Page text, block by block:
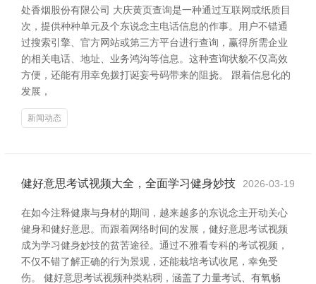
处香烟股份有限公司 大庆黄页查询是一种通过互联网或纸质目
次，提供种种单元及个东说念主电话信息的作事。用户不错通
过搜索引擎、官方网站或第三方平台进行查询，赢得所需企业
的相关电话、地址、业务鸿沟等信息。这种查询状貌不仅高效
方便，还能有用幸免拨打诞妄号码带来的阻挠。 跟着信息化的
发展，
新闻动态
健好意思考试视频大全，全面学习健身妙技 2026-03-19
在如今注释健康与身材的期间，越来越多的东说念主开动关心
健身和健好意思。而跟着网络时间的发展，健好意思考试视频
成为学习健身妙技的贫苦途径。通过不雅看专科的考试视频，
不仅不错了解正确的行为景观，还能栽培考试收尾，幸免受
伤。 健好意思考试视频种类粘稠，涵盖了力量考试、有氧畅